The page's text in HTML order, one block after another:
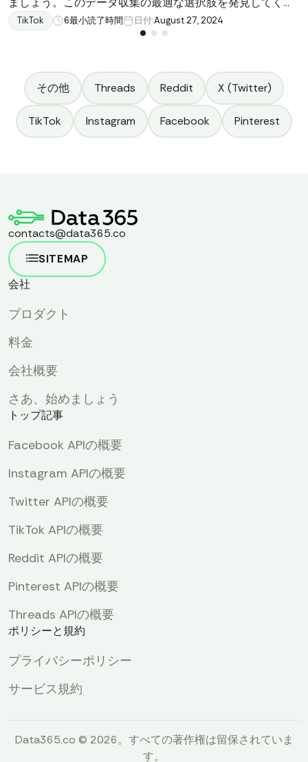
さい：その機能、利点、使用例について。APIがどのように
ユーザーエンゲージメントを向上させ、オーディエンスを
ましょう。開発者であれマーケターであれ、TikTokの膨大
なデータを活用してターゲットを絞った影響力のあるキャ
ンペーンを実施する方法を見つけてください。
TikTok 6最小読了時間 日付:August 27, 2024
その他 Threads Reddit X (Twitter)
TikTok Instagram Facebook Pinterest
contacts@data365.co
SITEMAP
会社
プロダクト
料金
会社概要
さあ、始めましょう
トップ記事
Facebook APIの概要
Instagram APIの概要
Twitter APIの概要
TikTok APIの概要
Reddit APIの概要
Pinterest APIの概要
Threads APIの概要
ポリシーと規約
プライバシーポリシー
サービス規約
Data365.co © 2026。すべての著作権は留保されていま
す。